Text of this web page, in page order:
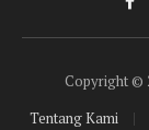
Copyright ©
Tentang Kami